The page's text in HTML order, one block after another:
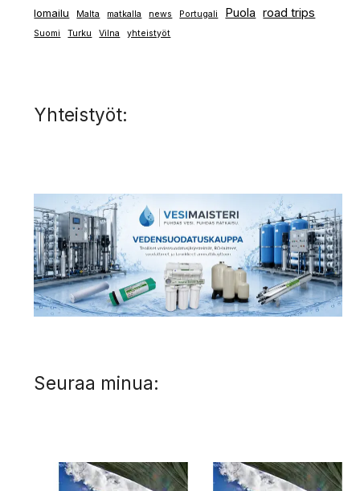
lomailu Malta matkalla news Portugali Puola road trips
Suomi Turku Vilna yhteistyöt
Yhteistyöt:
Seuraa minua: